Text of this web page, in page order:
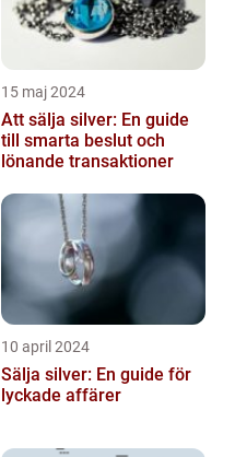
15 maj 2024
Att sälja silver: En guide
till smarta beslut och
lönande transaktioner
10 april 2024
Sälja silver: En guide för
lyckade affärer